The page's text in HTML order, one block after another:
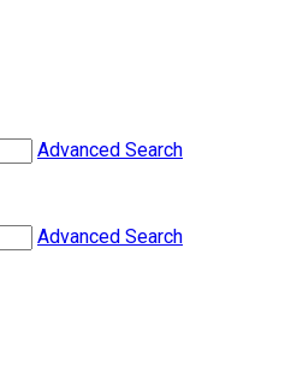
Advanced Search
Advanced Search